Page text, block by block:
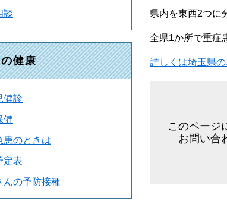
県内を東西2つに
全県1か所で重症
詳しくは埼玉県
このページ
お問い合
談
健康
健診
健
患のときは
定表
んの予防接種